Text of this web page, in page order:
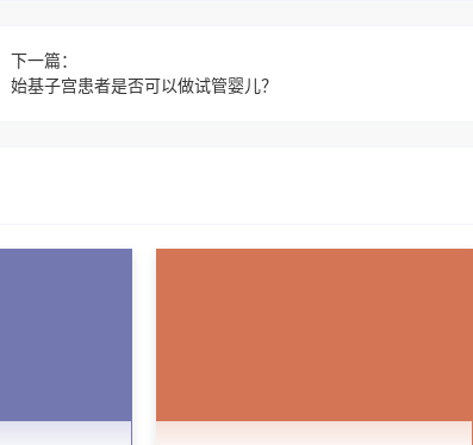
下一篇：
始基子宫患者是否可以做试管婴儿？